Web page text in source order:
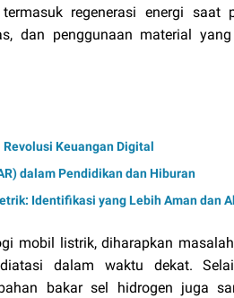
regenerasi energi saat
dan penggunaan material
Keuangan Digital
dalam Pendidikan dan Hiburan
Identifikasi yang Lebih Aman dan
mobil listrik, diharapkan
dalam waktu dekat.
bakar sel hidrogen juga